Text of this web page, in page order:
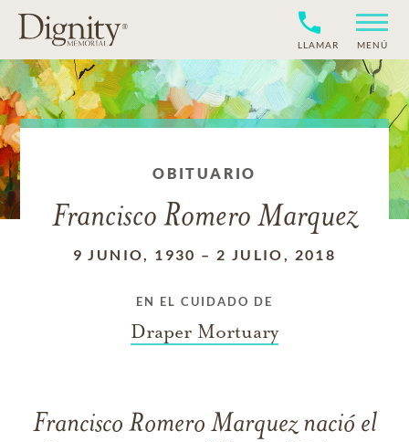
LLAMAR MENÚ
OBITUARIO
Francisco Romero Marquez
9 JUNIO, 1930 – 2 JULIO, 2018
EN EL CUIDADO DE
Draper Mortuary
Francisco Romero Marqueznació el